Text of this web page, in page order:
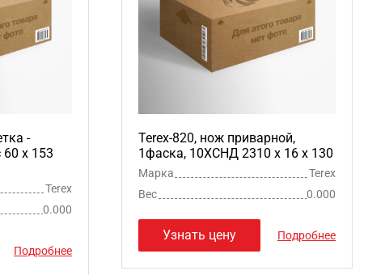
-
60 x 153
Terex
0.000
Подробнее
Terex-820, нож приварной,
1фаска, 10ХСНД 2310 х 16 х 130
Марка
Terex
Вес
0.000
Узнать цену Подробнее